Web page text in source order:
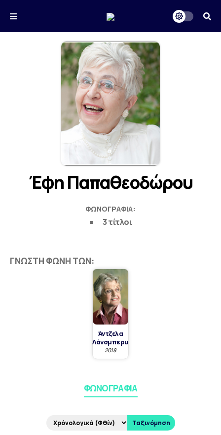
Έφη Παπαθεοδώρου
ΦΩΝΟΓΡΑΦΊΑ:
3 τίτλοι
ΓΝΩΣΤΉ ΦΩΝΉ ΤΩΝ:
Άντζελα
Λάνσμπερυ
2018
ΦΩΝΟΓΡΑΦΊΑ
Ταξινόμηση